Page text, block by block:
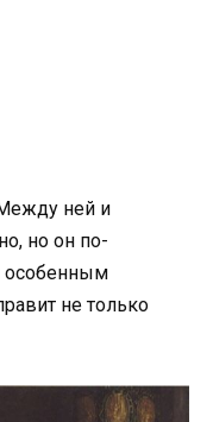
ней и
но он по-
особенным
не только